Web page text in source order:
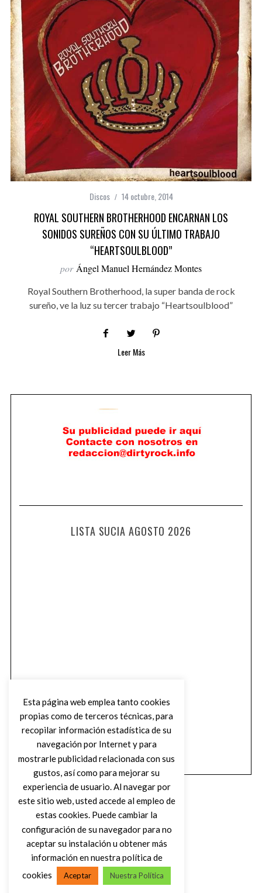
Discos 14 octubre, 2014
ROYAL SOUTHERN BROTHERHOOD ENCARNAN LOS
SONIDOS SUREÑOS CON SU ÚLTIMO TRABAJO
“HEARTSOULBLOOD”
por Ángel Manuel Hernández Montes
Royal Southern Brotherhood, la super banda de rock
sureño, ve la luz su tercer trabajo “Heartsoulblood”
Leer Más
LISTA SUCIA AGOSTO 2026
VOLVER AL INICIO
Esta página web emplea tanto cookies
propias como de terceros técnicas, para
recopilar información estadística de su
navegación por Internet y para
mostrarle publicidad relacionada con sus
gustos, así como para mejorar su
experiencia de usuario. Al navegar por
este sitio web, usted accede al empleo de
estas cookies. Puede cambiar la
configuración de su navegador para no
aceptar su instalación u obtener más
información en nuestra política de
cookies
Aceptar Nuestra Política